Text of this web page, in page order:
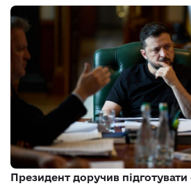
Президент доручив підготувати